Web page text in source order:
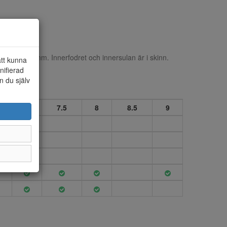
ca 35 mm. Innerfodret och innersulan är i skinn.
7.5 8 8.5 9
kunna
du själv